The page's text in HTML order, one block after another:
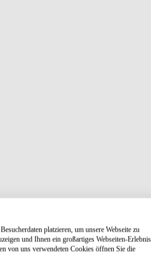
platzieren, um unsere Webseite zu
und Ihnen ein großartiges Webseiten-
von uns verwendeten Cookies öffnen Sie die